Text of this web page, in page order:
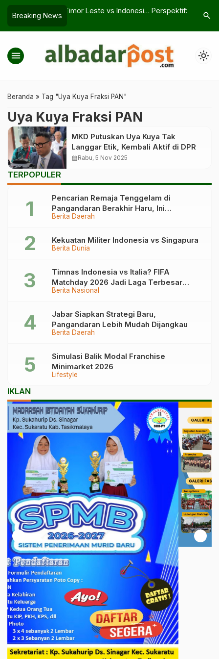
Breaking News
Perspektif: Putusan MA Korupsi
bagi Sekolah
Darisearch
menu light_mode
Beranda » Tag "Uya Kuya Fraksi PAN"
Uya Kuya Fraksi PAN
MKD Putuskan Uya Kuya Tak
Langgar Etik, Kembali Aktif di DPR
calendar_monthRabu, 5 Nov 2025
TERPOPULER
Berita Daerah
Pencarian Remaja Tenggelam di
Pangandaran Berakhir Haru, Ini
Kronologinya
Berita Dunia
Kekuatan Militer Indonesia vs Singapura
Berita Nasional
Timnas Indonesia vs Italia? FIFA
Matchday 2026 Jadi Laga Terbesar
Garuda!
Berita Daerah
Jabar Siapkan Strategi Baru,
Pangandaran Lebih Mudah Dijangkau
Lifestyle
Simulasi Balik Modal Franchise
Minimarket 2026
IKLAN